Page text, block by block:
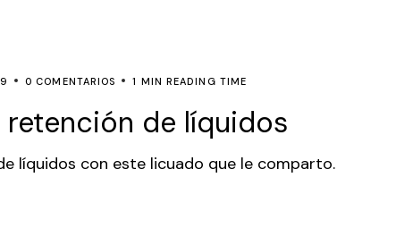
0 COMENTARIOS 1 MIN READING TIME
de líquidos
líquidos con este licuado que le comparto.